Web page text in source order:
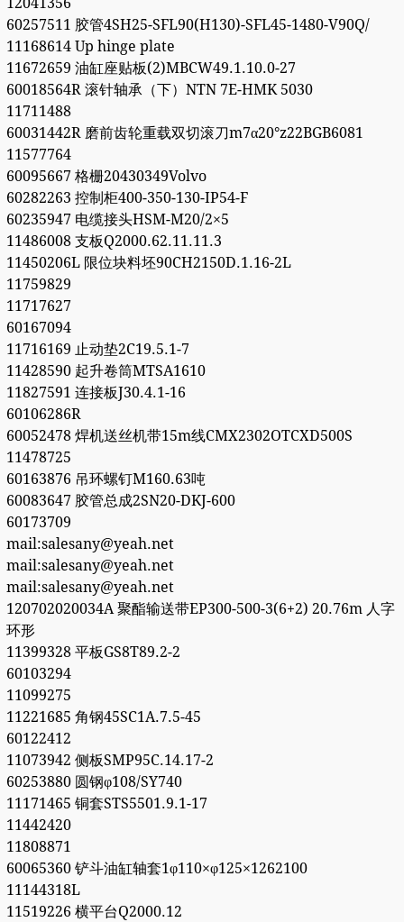
60257511 胶管4SH25-SFL90(H130)-SFL45-1480-V90Q/
11168614 Up hinge plate
11672659 油缸座贴板(2)MBCW49.1.10.0-27
60018564R 滚针轴承（下）NTN 7E-HMK 5030
11711488
60031442R 磨前齿轮重载双切滚刀m7α20°z22BGB6081
11577764
60095667 格栅20430349Volvo
60282263 控制柜400-350-130-IP54-F
60235947 电缆接头HSM-M20/2×5
11486008 支板Q2000.62.11.11.3
11450206L 限位块料坯90CH2150D.1.16-2L
11759829
11717627
60167094
11716169 止动垫2C19.5.1-7
11428590 起升卷筒MTSA1610
11827591 连接板J30.4.1-16
60106286R
60052478 焊机送丝机带15m线CMX2302OTCXD500S
11478725
60163876 吊环螺钉M160.63吨
60083647 胶管总成2SN20-DKJ-600
60173709
mail:salesany@yeah.net
mail:salesany@yeah.net
mail:salesany@yeah.net
120702020034A 聚酯输送带EP300-500-3(6+2) 20.76m 人字
环形
11399328 平板GS8T89.2-2
60103294
11099275
11221685 角钢45SC1A.7.5-45
60122412
11073942 侧板SMP95C.14.17-2
60253880 圆钢φ108/SY740
11171465 铜套STS5501.9.1-17
11442420
11808871
60065360 铲斗油缸轴套1φ110×φ125×1262100
11144318L
11519226 横平台Q2000.12